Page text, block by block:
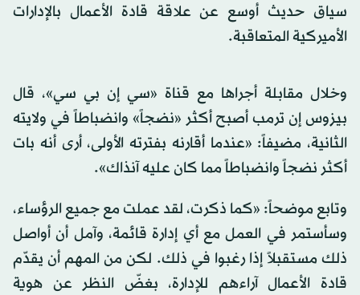
سياق حديث أوسع عن علاقة قادة الأعمال بالإدارات
الأميركية المتعاقبة.
وخلال مقابلة أجراها مع قناة «سي إن بي سي»، قال
بيزوس إن ترمب أصبح أكثر «نضجاً» وانضباطاً في ولايته
الثانية، مضيفاً: «عندما أقارنه بفترته الأولى، أرى أنه بات
أكثر نضجاً وانضباطاً مما كان عليه آنذاك».
وتابع موضحاً: «كما ذكرت، لقد عملت مع جميع الرؤساء،
وسأستمر في العمل مع أي إدارة قائمة، وآمل أن أواصل
ذلك مستقبلاً إذا رغبوا في ذلك. لكن من المهم أن يقدّم
قادة الأعمال آراءهم للإدارة، بغضّ النظر عن هوية